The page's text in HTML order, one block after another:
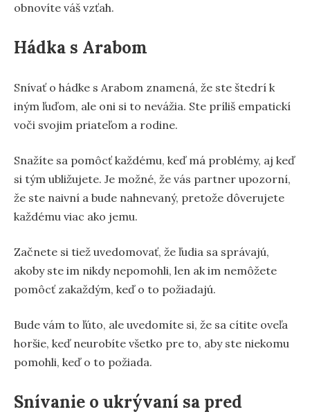
obnovíte váš vzťah.
Hádka s Arabom
Snívať o hádke s Arabom znamená, že ste štedrí k
iným ľuďom, ale oni si to nevážia. Ste príliš empatickí
voči svojim priateľom a rodine.
Snažíte sa pomôcť každému, keď má problémy, aj keď
si tým ubližujete. Je možné, že vás partner upozorní,
že ste naivní a bude nahnevaný, pretože dôverujete
každému viac ako jemu.
Začnete si tiež uvedomovať, že ľudia sa správajú,
akoby ste im nikdy nepomohli, len ak im nemôžete
pomôcť zakaždým, keď o to požiadajú.
Bude vám to ľúto, ale uvedomíte si, že sa cítite oveľa
horšie, keď neurobíte všetko pre to, aby ste niekomu
pomohli, keď o to požiada.
Snívanie o ukrývaní sa pred